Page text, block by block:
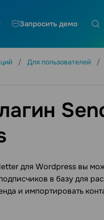
Запросить демо
Для пользователей
для Wordpress вы
в базу для
и импортировать